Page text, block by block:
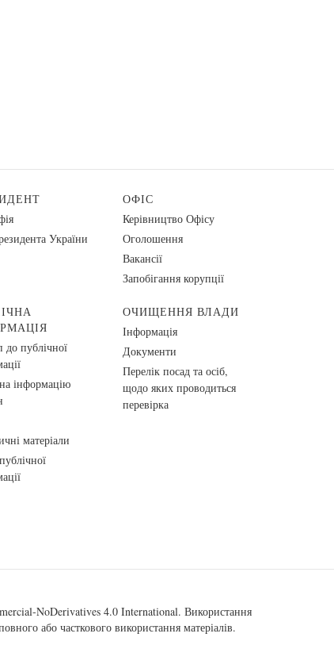
України
ОФІС
Керівництво Офісу
Оголошення
Вакансії
Запобігання корупції
до публічної
інформацію
матеріали
ОЧИЩЕННЯ ВЛАДИ
Інформація
Документи
Перелік посад та осіб,
щодо яких проводиться
перевірка
NoDerivatives 4.0 International. Використання
або часткового використання матеріалів.